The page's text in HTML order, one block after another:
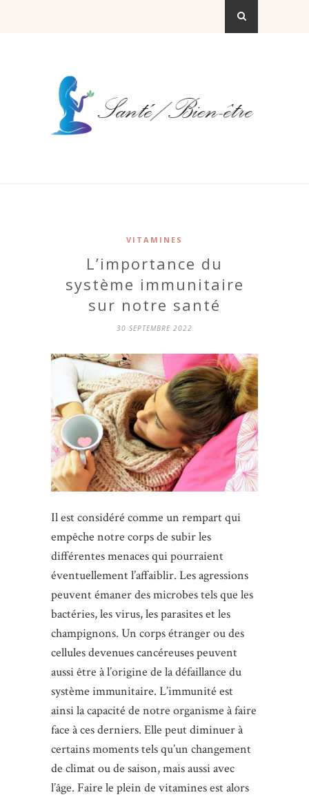
VITAMINES
L’importance du
système immunitaire
sur notre santé
30 SEPTEMBRE 2022
Il est considéré comme un rempart qui
empêche notre corps de subir les
différentes menaces qui pourraient
éventuellement l’affaiblir. Les agressions
peuvent émaner des microbes tels que les
bactéries, les virus, les parasites et les
champignons. Un corps étranger ou des
cellules devenues cancéreuses peuvent
aussi être à l’origine de la défaillance du
système immunitaire. L’immunité est
ainsi la capacité de notre organisme à faire
face à ces derniers. Elle peut diminuer à
certains moments tels qu’un changement
de climat ou de saison, mais aussi avec
l’âge. Faire le plein de vitamines est alors